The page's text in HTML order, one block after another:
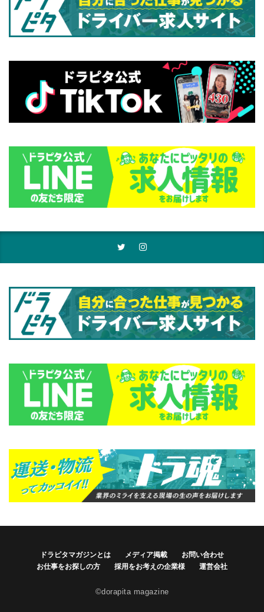
ドラピタマガジンとは メディア掲載
お問い合わせ
お仕事をお探しの方
採用をお考えの企業様 運営会社
©dorapita magazine